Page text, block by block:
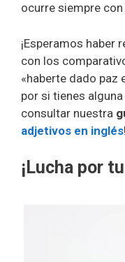
ocurre siempre
¡Esperamos haber
con los
«haberte dado paz
por si tienes
consultar nuestra
adjetivos en inglés
¡Lucha por